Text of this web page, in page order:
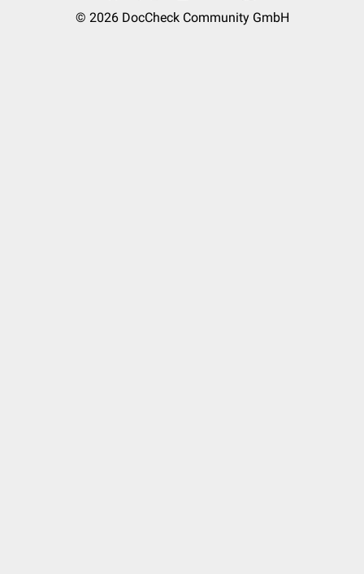
© 2026 DocCheck Community GmbH